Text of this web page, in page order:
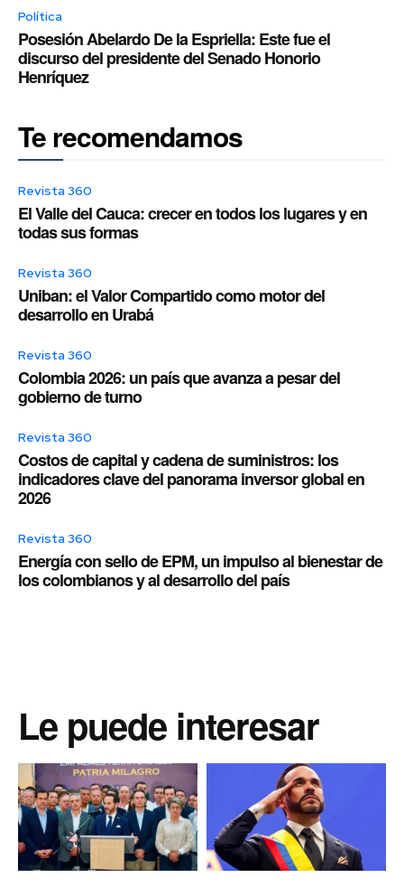
Política
Posesión Abelardo De la Espriella: Este fue el
discurso del presidente del Senado Honorio
Henríquez
Te recomendamos
Revista 360
El Valle del Cauca: crecer en todos los lugares y en
todas sus formas
Revista 360
Uniban: el Valor Compartido como motor del
desarrollo en Urabá
Revista 360
Colombia 2026: un país que avanza a pesar del
gobierno de turno
Revista 360
Costos de capital y cadena de suministros: los
indicadores clave del panorama inversor global en
2026
Revista 360
Energía con sello de EPM, un impulso al bienestar de
los colombianos y al desarrollo del país
Le puede interesar